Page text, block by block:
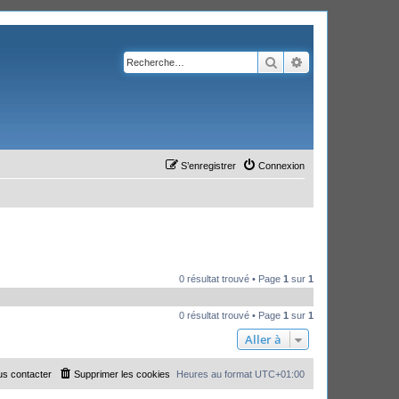
Rechercher
Connexion
S’enregistrer
0 résultat trouvé • Page 1 sur 1
0 résultat trouvé • Page 1 sur 1
Aller à
Heures au format UTC+01:00
Supprimer les cookies
contacter